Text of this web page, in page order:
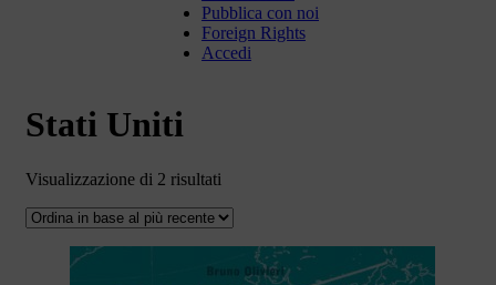
Pubblica con noi
Foreign Rights
Accedi
Stati Uniti
Visualizzazione di 2 risultati
base
recente